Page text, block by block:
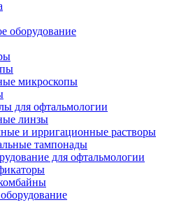
оборудование
микроскопы
для офтальмологии
линзы
и ирригационные растворы
тампонады
для офтальмологии